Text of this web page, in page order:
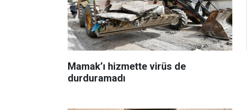
Mamak’ı hizmette virüs de
durduramadı